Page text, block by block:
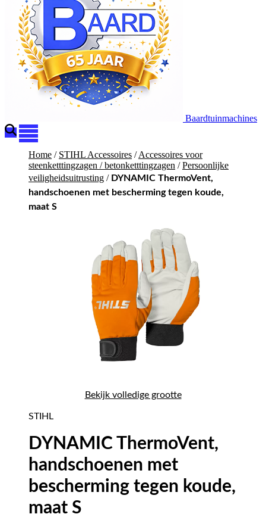
Baardtuinmachines
Home / STIHL Accessoires /Accessoires voor
steenketttingzagen / betonketttingzagen /Persoonlijke
veiligheidsuitrusting / DYNAMIC ThermoVent,
handschoenen met bescherming tegen koude,
maat S
Bekijk volledige grootte
STIHL
DYNAMIC ThermoVent,
handschoenen met
bescherming tegen koude,
maat S